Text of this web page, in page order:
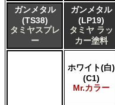
ガンメタル
(TS38)
タミヤスプレ
ー
ガンメタル
(LP19)
タミヤ ラッ
カー塗料
ホワイト(白)
(C1)
Mr.カラー